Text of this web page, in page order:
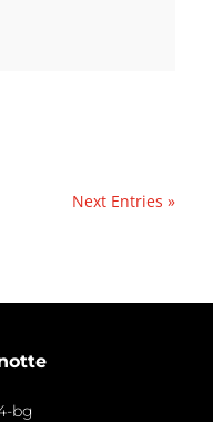
Next Entries »
bg